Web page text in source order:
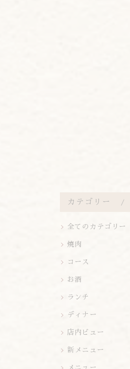
カテゴリー
全てのカテゴリー
焼肉
コース
お酒
ランチ
ディナー
店内ビュー
新メニュー
メニュー